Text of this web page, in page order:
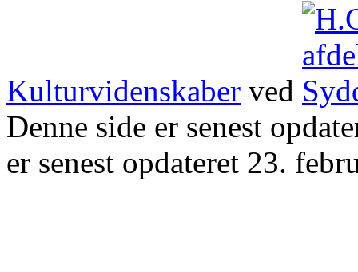
Kulturvidenskaber ved
Denne side er senest
er senest opdateret 23.